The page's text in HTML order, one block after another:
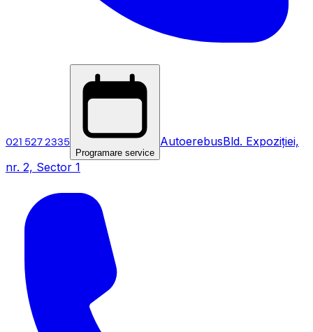
021 527 2335
Programare service
AutoerebusBld. Expoziției,
nr. 2, Sector 1